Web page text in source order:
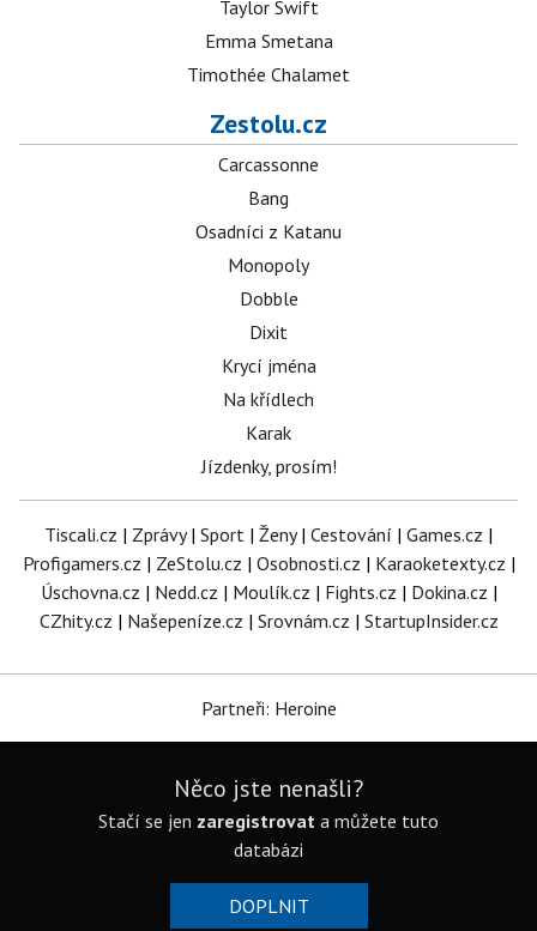
Taylor Swift
Emma Smetana
Timothée Chalamet
Zestolu.cz
Carcassonne
Bang
Osadníci z Katanu
Monopoly
Dobble
Dixit
Krycí jména
Na křídlech
Karak
Jízdenky, prosím!
Tiscali.cz | Zprávy| Sport | Ženy| Cestování | Games.cz |
Profigamers.cz | ZeStolu.cz | Osobnosti.cz | Karaoketexty.cz |
Úschovna.cz | Nedd.cz | Moulík.cz | Fights.cz | Dokina.cz |
CZhity.cz | Našepeníze.cz | Srovnám.cz | StartupInsider.cz
Partneři: Heroine
Něco jste nenašli?
Stačí se jen zaregistrovat a můžete tuto
databázi
DOPLNIT